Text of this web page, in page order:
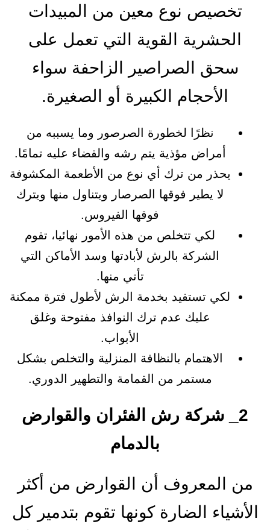
تخصيص نوع معين من المبيدات
الحشرية القوية التي تعمل على
سحق الصراصير الزاحفة سواء
الأحجام الكبيرة أو الصغيرة.
نظرًا لخطورة الصرصور وما يسببه من
أمراض مؤذية يتم رشه والقضاء عليه تمامًا.
يحذر من ترك أي نوع من الأطعمة المكشوفة
لا يطير فوقها الصرصار ويتناول منها ويترك
فوقها الفيروس.
لكي تتخلص من هذه الأمور نهائيا، تقوم
الشركة بالرش لأبادتها وسد الأماكن التي
تأتي منها.
لكي تستفيد بخدمة الرش لأطول فترة ممكنة
عليك عدم ترك النوافذ مفتوحة وغلق
الأبواب.
الاهتمام بالنظافة المنزلية والتخلص بشكل
مستمر من القمامة والتطهير الدوري.
2_ شركة رش الفئران والقوارض
بالدمام
من المعروف أن القوارض من أكثر
الأشياء الضارة كونها تقوم بتدمير كل